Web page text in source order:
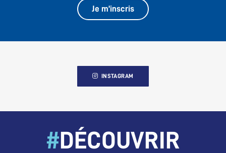
Je m’inscris
INSTAGRAM
#DÉCOUVRIR